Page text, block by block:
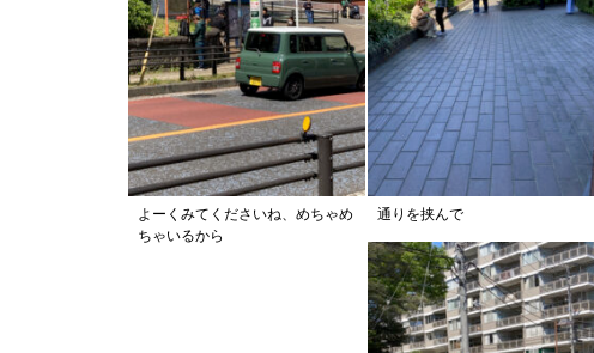
よーくみてくださいね、めちゃめ
ちゃいるから
通りを挟んで